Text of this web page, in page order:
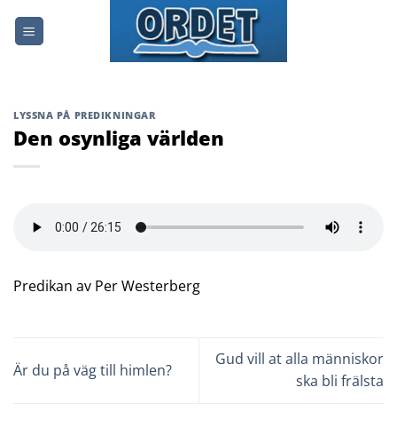
LYSSNA PÅ PREDIKNINGAR
Den osynliga världen
Predikan av Per Westerberg
Är du på väg till himlen?
Gud vill at alla människor
ska bli frälsta